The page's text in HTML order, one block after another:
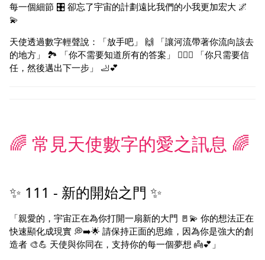
每一個細節 🎛️ 卻忘了宇宙的計劃遠比我們的小我更加宏大 🌌
💫
天使透過數字輕聲說：「放手吧」 🙌 「讓河流帶著你流向該去
的地方」 🏞️ 「你不需要知道所有的答案」 🤷‍♀️✨ 「你只需要信
任，然後邁出下一步」 🦶💕
🌈 常見天使數字的愛之訊息 🌈
✨ 111 - 新的開始之門 ✨
「親愛的，宇宙正在為你打開一扇新的大門 🚪💫 你的想法正在
快速顯化成現實 💭➡️🌟 請保持正面的思維，因為你是強大的創
造者 🎨💪 天使與你同在，支持你的每一個夢想 👼💕」